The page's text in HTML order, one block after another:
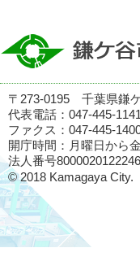
〒273-0195 千葉県鎌
代表電話：047-445-1141
ファクス：047-445-
開庁時間：月曜日から
法人番号8000020122246
© 2018 Kamagaya City.